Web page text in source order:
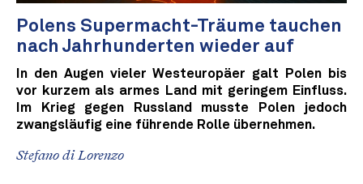
Polens Supermacht-Träume tauchen
nach Jahrhunderten wieder auf
In den Augen vieler Westeuropäer galt Polen bis
vor kurzem als armes Land mit geringem Einfluss.
Im Krieg gegen Russland musste Polen jedoch
zwangsläufig eine führende Rolle übernehmen.
Stefano di Lorenzo